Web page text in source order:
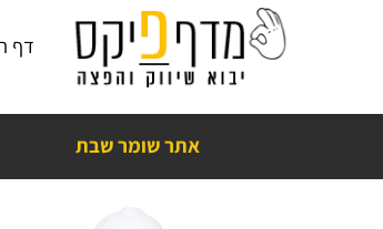
אתר שומר שבת
בראש שקט עם מדף פיקס! כמעט 15
אלפי ביקורות חיוביות❤️
דף הבית